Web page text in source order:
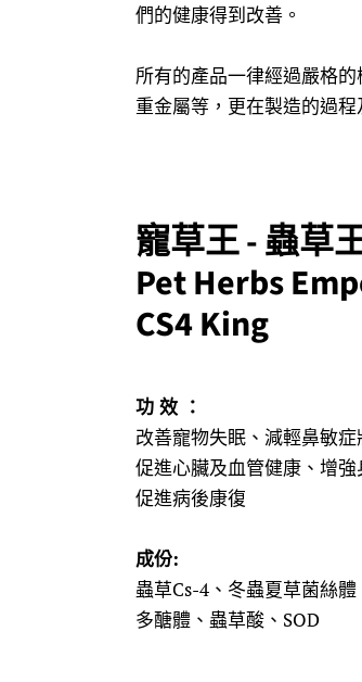
們的健康得到改善。
所有的產品一律經過嚴格
重金屬等，更在製造的過
寵草王 -蟲草
Pet Herbs
CS4 King
功 效 ：
改善寵物失眠、減輕鼻敏症
促進心臟及血管健康、增
促進病後康復
成份:
蟲草Cs-4、冬蟲夏草菌絲體
多醣體、蟲草酸、SOD